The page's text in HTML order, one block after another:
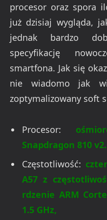
procesor oraz spora
już dzisiaj wygląda,
jednak bardzo
specyfikację
smartfona. Jak się
nie wiadomo jak
zoptymalizowany soft
Procesor:
Snapdragon 810
Częstotliwość:
A57 z
rdzenie ARM
1.5 GHz,